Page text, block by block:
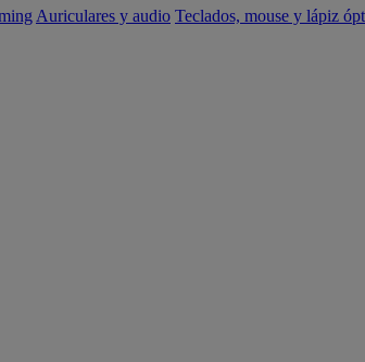
Auriculares y audio Teclados, mouse y lápiz